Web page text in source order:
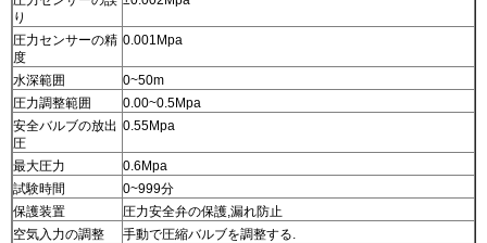
り
圧力センサーの精
度
0.001Mpa
水深範囲
0~50m
圧力調整範囲
0.00~0.5Mpa
安全バルブの放出
圧
0.55Mpa
最大圧力
0.6Mpa
試験時間
0~999分
保護装置
圧力安全弁の保護,漏れ防止
空気入力の調整
手動で圧縮バルブを調整する.